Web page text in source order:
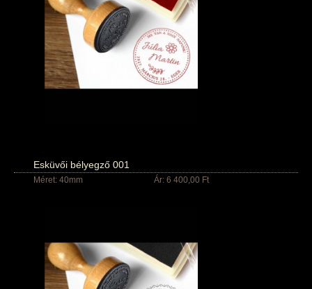
Esküvői bélyegző 001
Méret: 40mm Ár: 6 400,00 Ft